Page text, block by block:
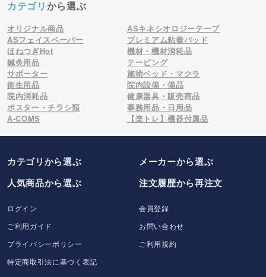
カテゴリから選ぶ
オリジナル商品
ASキネシオロジーテープ
ASフェイスペーパー
プレミアム粘着パッド
ほねつぎHot
機材・機材消耗品
鍼灸用品
テーピング
サポーター
施術ベッド・マクラ
衛生用品
院内設備・備品
院内消耗品
健康器具・販売商品
ポスター・チラシ類
事務用品・日用品
A-COMS
【楽トレ】機器付属品
カテゴリから選ぶ メーカーから選ぶ
人気商品から選ぶ
注文履歴から再注文
ログイン
会員登録
ご利用ガイド
お問い合わせ
プライバシーポリシー
ご利用規約
特定商取引法に基づく表記